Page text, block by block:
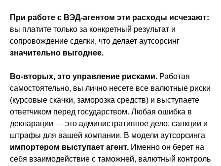
При работе с ВЭД-агентом эти расходы исчезают:
вы платите только за конкретный результат и
сопровождение сделки, что делает аутсорсинг
значительно выгоднее.
Во-вторых, это управление рисками. Работая
самостоятельно, вы лично несете все валютные риски
(курсовые скачки, заморозка средств) и выступаете
ответчиком перед государством. Любая ошибка в
декларации — это административное дело, санкции и
штрафы для вашей компании. В модели аутсорсинга
импортером выступает агент. Именно он берет на
себя взаимодействие с таможней, валютный контроль